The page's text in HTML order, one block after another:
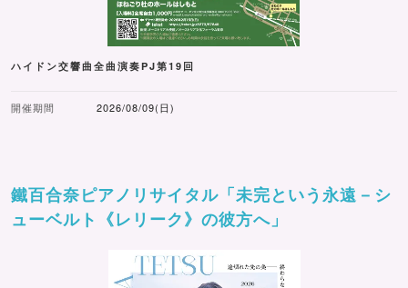
ハイドン交響曲全曲演奏PJ第19回
開催期間 2026/08/09(日)
鐵百合奈ピアノリサイタル「未完という永遠－シ
ューベルト《レリーク》の彼方へ」